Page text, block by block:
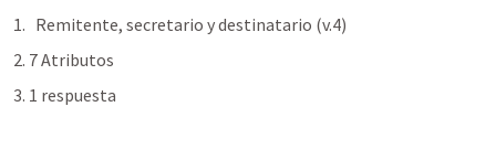
Remitente, secretario y destinatario (v.4)
2. 7 Atributos
3. 1 respuesta